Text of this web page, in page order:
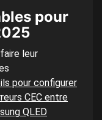
pour
leur
pour configurer
CEC entre
QLED